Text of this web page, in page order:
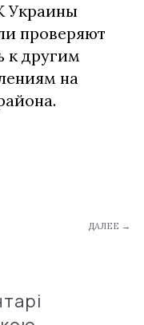
Украины
проверяют
к другим
на
ДАЛЕЕ →